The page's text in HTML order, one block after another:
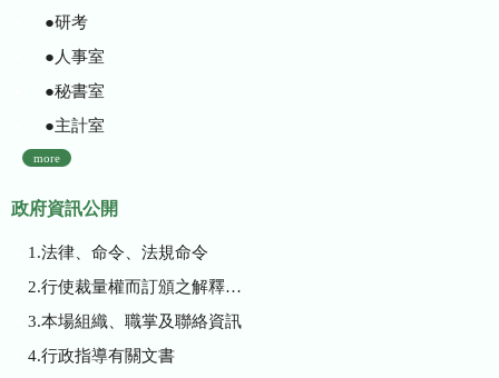
●研考
●人事室
●秘書室
●主計室
more
政府資訊公開
1.法律、命令、法規命令
2.行使裁量權而訂頒之解釋性規定及裁量基準
3.本場組織、職掌及聯絡資訊
4.行政指導有關文書